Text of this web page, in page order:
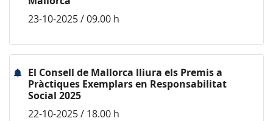
23-10-2025 / 09.00 h
El Consell de Mallorca lliura els Premis a
Pràctiques Exemplars en Responsabilitat
Social 2025
22-10-2025 / 18.00 h